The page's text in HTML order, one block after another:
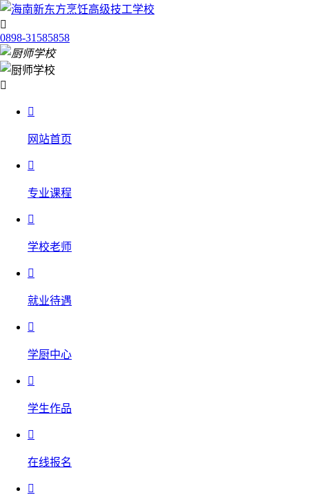

0898-31585858


网站首页

专业课程

学校老师

就业待遇

学厨中心

学生作品

在线报名
